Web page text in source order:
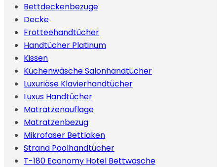
Bettdeckenbezuge
Decke
Frotteehandtücher
Handtücher Platinum
Kissen
Küchenwäsche Salonhandtücher
Luxuriöse Klavierhandtücher
Luxus Handtücher
Matratzenauflage
Matratzenbezug
Mikrofaser Bettlaken
Strand Poolhandtücher
T-180 Economy Hotel Bettwasche